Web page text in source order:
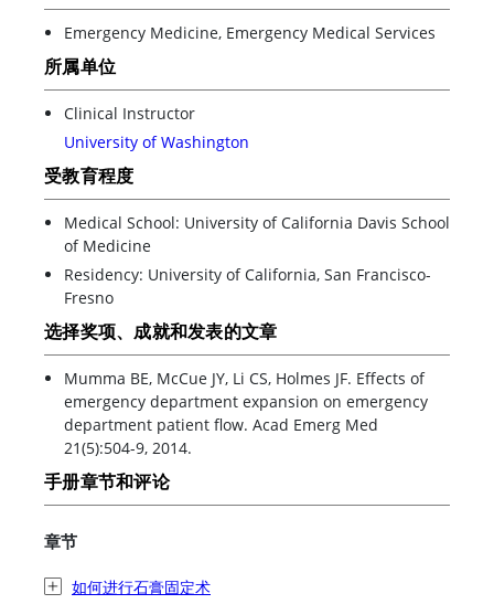
Emergency Medicine, Emergency Medical Services
所属单位
Clinical Instructor
University of Washington
受教育程度
Medical School: University of California Davis School
of Medicine
Residency: University of California, San Francisco-
Fresno
选择奖项、成就和发表的文章
Mumma BE, McCue JY, Li CS, Holmes JF. Effects of
emergency department expansion on emergency
department patient flow. Acad Emerg Med
21(5):504-9, 2014.
手册章节和评论
章节
如何进行石膏固定术